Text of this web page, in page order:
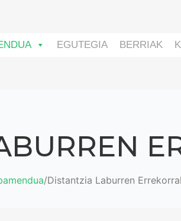
EGUTEGIA BERRIAK
/Distantzia Laburren